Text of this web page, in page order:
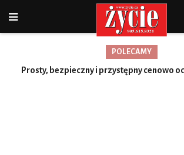
POLECAMY
Prosty, bezpieczny i przystępny cenowo